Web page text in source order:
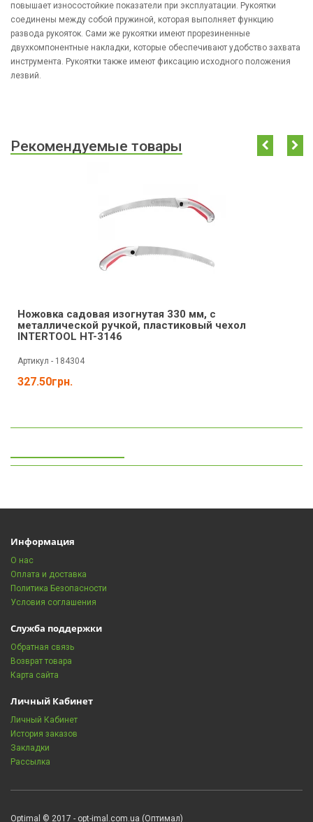
повышает износостойкие показатели при эксплуатации. Рукоятки
соединены между собой пружиной, которая выполняет функцию
развода рукояток. Сами же рукоятки имеют прорезиненные
двухкомпонентные накладки, которые обеспечивают удобство захвата
инструмента. Рукоятки также имеют фиксацию исходного положения
лезвий.
Рекомендуемые товары
Ножовка садовая изогнутая 330 мм, с
металлической ручкой, пластиковый чехол
INTERTOOL HT-3146
Артикул - 184304
327.50грн.
Информация
О нас
Оплата и доставка
Политика Безопасности
Условия соглашения
Служба поддержки
Обратная связь
Возврат товара
Карта сайта
Личный Кабинет
Личный Кабинет
История заказов
Закладки
Рассылка
Optimal © 2017 - opt-imal.com.ua (Оптимал)